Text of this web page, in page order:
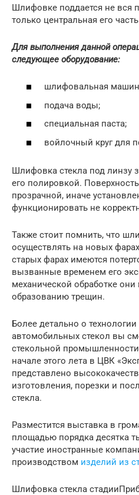
Шлифовке поддается не вся
только центральная его
Для выполнения данной
следующее оборудование:
шлифовальная
подача воды;
специальная паста;
войлочный круг для
Шлифовка стекла под линзу
его полировкой.
прозрачной, иначе
функционировать не
Также стоит помнить, что
осуществлять на новых
старых фарах имеются
вызванные временем его
механической обработке они
образованию трещин.
Более детально о
автомобильных стекол вы
стекольной
начале этого лета в ЦВК
представлено
изготовления, порезки и
стекла.
Разместится выставка в
площадью порядка десятка
участие иностранные
производством изделий из
Шлифовка стекла